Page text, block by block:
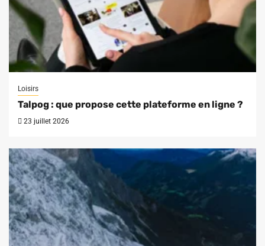
Loisirs
Talpog : que propose cette plateforme en ligne ?
23 juillet 2026